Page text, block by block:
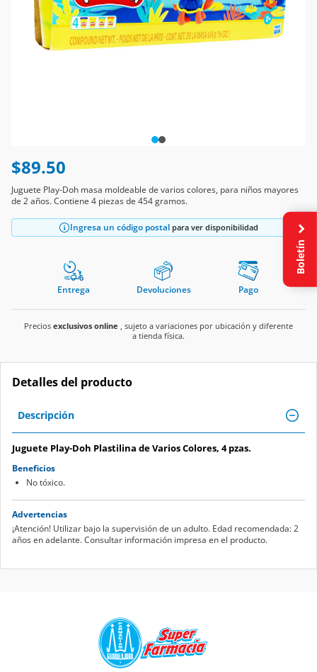
$89.50
Juguete Play-Doh masa moldeable de varios colores, para niños mayores
de 2 años. Contiene 4 piezas de 454 gramos.
Ingresa un código postal para ver disponibilidad
Entrega Devoluciones Pago
Precios exclusivos online , sujeto a variaciones por ubicación y diferente
a tienda física.
Detalles del producto
Descripción
Juguete Play-Doh Plastilina de Varios Colores, 4 pzas.
Beneficios
No tóxico.
Advertencias
¡Atención! Utilizar bajo la supervisión de un adulto. Edad recomendada: 2
años en adelante. Consultar información impresa en el producto.
Boletín